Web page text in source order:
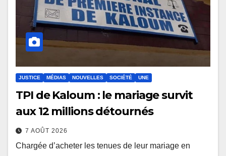
JUSTICE MÉDIAS NOUVELLES SOCIÉTÉ UNE
TPI de Kaloum : le mariage survit
aux 12 millions détournés
7 AOÛT 2026
Chargée d’acheter les tenues de leur mariage en